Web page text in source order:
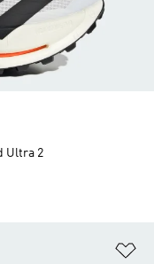
Ultra 2